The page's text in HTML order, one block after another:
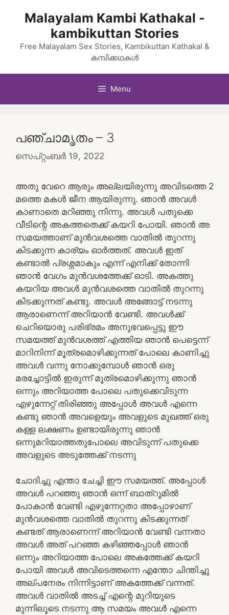
Malayalam Kambi Kathakal -
kambikuttan Stories
Free Malayalam Sex Stories, Kambikuttan Kathakal &
കമ്പിക്കഥകൾ
Menu
പഞ്ചാമൃതം – 3
സെപ്റ്റംബർ 19, 2022
അതു വേറെ ആരും അല്ലയിരുന്നു അവിടത്തെ 2
മത്തെ മകൾ ജീന ആയിരുന്നു. ഞാൻ അവൾ
കാണാതെ മറിഞ്ഞു നിന്നു. അവൾ പതുക്കെ
വീടിന്റെ അകത്തതെക്ക് കയറി പോയി. ഞാൻ അ
സമയത്താണ് മുൻവശത്തെ വാതിൽ തുറന്നു
കിടക്കുന്ന കാര്യം ഓർത്തത്. അവൾ ഇത്
കണ്ടാൽ പ്രശ്നമാകും എന്ന് എനിക്ക് തോന്നി
ഞാൻ വേഗം മുൻവശത്തേക്ക് ഓടി. അകത്തു
കയറിയ അവൾ മുൻവശത്തെ വാതിൽ തുറന്നു
കിടക്കുന്നത് കണ്ടു. അവൾ അങ്ങോട്ട് നടന്നു
ആരാണെന്ന് അറിയാൻ വേണ്ടി. അവൾക്ക്
ചെറിയൊരു പരിഭ്രമം അനുഭവപ്പെട്ടു ഈ
സമയത്ത് മുൻവശത്ത് എത്തിയ ഞാൻ പെട്ടെന്ന്
മാറിനിന്ന് മൂത്രമൊഴിക്കുന്നത് പോലെ കാണിച്ചു
അവൾ വന്നു നോക്കുമ്പോൾ ഞാൻ ഒരു
മരച്ചോട്ടിൽ ഇരുന്ന് മൂത്രമൊഴിക്കുന്നു ഞാൻ
ഒന്നും അറിയാത്ത പോലെ പതുക്കെവിടുന്ന
എഴുന്നേറ്റ് തിരിഞ്ഞു അപ്പോൾ അവൾ എന്നെ
കണ്ടു ഞാൻ അവളെയും അവളുടെ മുഖത്ത് ഒരു
കള്ള ലക്ഷണം ഉണ്ടായിരുന്നു ഞാൻ
ഒന്നുമറിയാത്തതുപോലെ അവിടുന്ന് പതുക്കെ
അവളുടെ അടുത്തേക്ക് നടന്നു
ചോദിച്ചു എന്താ ചേച്ചി ഈ സമയത്ത്. അപ്പോൾ
അവൾ പറഞ്ഞു ഞാൻ ഒന്ന് ബാത്റൂമിൽ
പോകാൻ വേണ്ടി എഴുന്നേറ്റതാ അപ്പോഴാണ്
മുൻവശത്തെ വാതിൽ തുറന്നു കിടക്കുന്നത്
കണ്ടത് ആരാണെന്ന് അറിയാൻ വേണ്ടി വന്നതാ
അവൾ അത് പറഞ്ഞ കഴിഞ്ഞപ്പോൾ ഞാൻ
ഒന്നും അറിയാത്ത പോലെ അകത്തേക്ക് കയറി
പോയി അവൾ അവിടെത്തന്നെ എന്തോ ചിന്തിച്ചു
അല്പനേരം നിന്നിട്ടാണ് അകത്തേക്ക് വന്നത്.
അവൾ വാതിൽ അടച്ച് എന്റെ മുറിയുടെ
മുന്നിലൂടെ നടന്നു ആ സമയം അവൾ എന്നെ